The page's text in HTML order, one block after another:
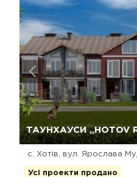
ТАУНХАУСИ „HOTOV
с. Хотів, вул. Ярослава
Усі проекти продано